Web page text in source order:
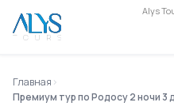
Alys
Главная
Премиум тур по Родосу 2 ночи 3